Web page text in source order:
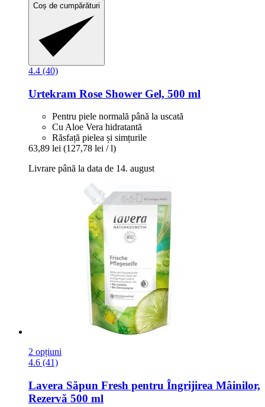
Coș de cumpărături
4.4 (40)
Urtekram Rose Shower Gel, 500 ml
Pentru piele normală până la uscată
Cu Aloe Vera hidratantă
Răsfață pielea și simțurile
63,89 lei (127,78 lei / l)
Livrare până la data de 14. august
2 opțiuni
4.6 (41)
Lavera Săpun Fresh pentru Îngrijirea Mâinilor,
Rezervă 500 ml